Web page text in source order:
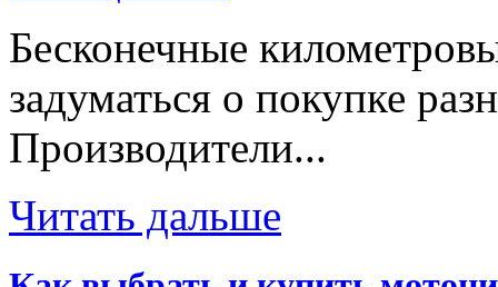
Бесконечные
задуматься о покупке
Производители...
Читать дальше